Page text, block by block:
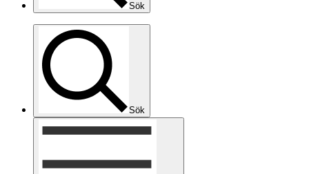
Sök
Sök